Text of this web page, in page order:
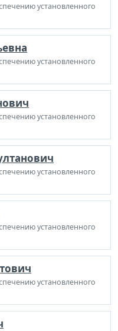
установленного
установленного
установленного
установленного
установленного
установленного